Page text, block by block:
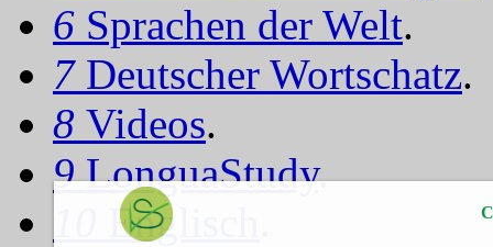
6 Sprachen der Welt.
7 Deutscher Wortschatz.
8 Videos.
9LonguaStudy.
Englisch